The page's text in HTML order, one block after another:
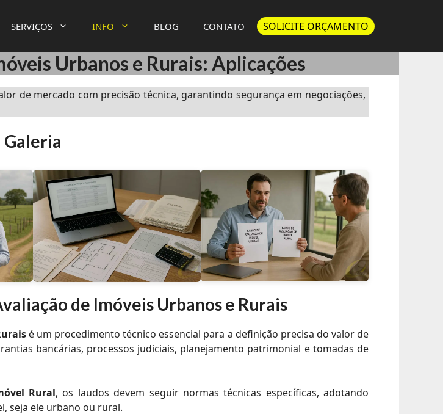
SERVIÇOS INFO BLOG CONTATO SOLICITE ORÇAMENTO
Urbanos e Rurais: Aplicações
de mercado com precisão técnica, garantindo segurança em negociações,
Galeria
de Imóveis Urbanos e Rurais
é um procedimento técnico essencial para a definição precisa do valor de
bancárias, processos judiciais, planejamento patrimonial e tomadas de
Rural, os laudos devem seguir normas técnicas específicas, adotando
seja ele urbano ou rural.